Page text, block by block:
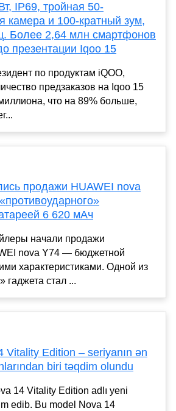
IP69, тройная 50-
камера и 100-кратный зум,
Более 2,64 млн смартфонов
презентации Iqoo 15
по продуктам iQOO,
предзаказов на Iqoo 15
что на 89% больше,
продажи HUAWEI nova
6 620 мАч
начали продажи
nova Y74 — бюджетной
характеристиками. Одной из
гаджета стал ...
Vitality Edition – seriyanın ən
biri təqdim olundu
14 Vitality Edition adlı yeni
edib. Bu model Nova 14